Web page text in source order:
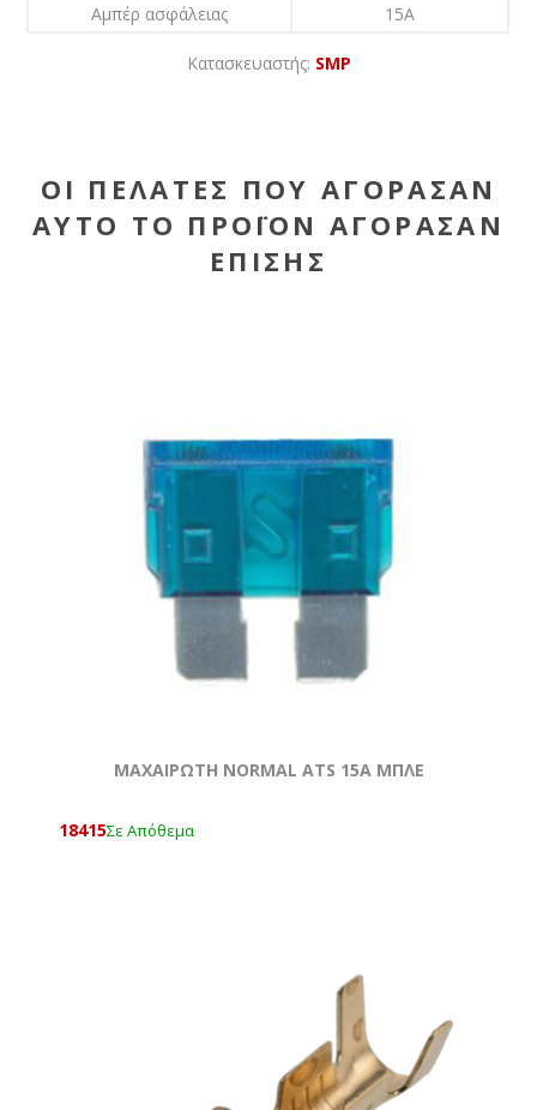
Αμπέρ ασφάλειας 15A
Κατασκευαστής: SMP
ΟΙ ΠΕΛΆΤΕΣ ΠΟΥ ΑΓΌΡΑΣΑΝ
ΑΥΤΌ ΤΟ ΠΡΟΪΌΝ ΑΓΌΡΑΣΑΝ
ΕΠΊΣΗΣ
ΜΑΧΑΙΡΩΤΗ NORMAL ATS 15A ΜΠΛΕ
18415Σε Απόθεμα